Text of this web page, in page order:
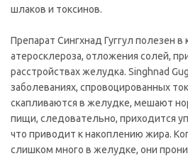
шлаков и токсинов.
Препарат Сингхнад Гуггул полезен
атеросклероза, отложения солей,
расстройствах желудка. Singhnad
заболеваниях, спровоцированных
скапливаются в желудке, мешают
пищи, следовательно, приходится
что приводит к накоплению жира.
слишком много в желудке, они